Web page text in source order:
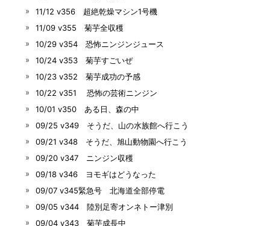
11/12 v356 超絶乾燥マシン1号機
11/09 v355 菊芋全収穫
10/29 v354 恐怖ニンジンジュース
10/24 v353 菊芋すごいぜ
10/23 v352 菊芋成功の予感
10/22 v351 恐怖の芸術ニンジン
10/01 v350 ある日、森の中
09/25 v349 そうだ、山の水族館へ行こう
09/21 v348 そうだ、旭山動物園へ行こう
09/20 v347 ニンジン収穫
09/18 v346 ヨモギはどうなった
09/07 v345緊急号 北海道全部停電
09/05 v344 陸別足寄オンネトー津別
09/04 v343 菊芋成長中